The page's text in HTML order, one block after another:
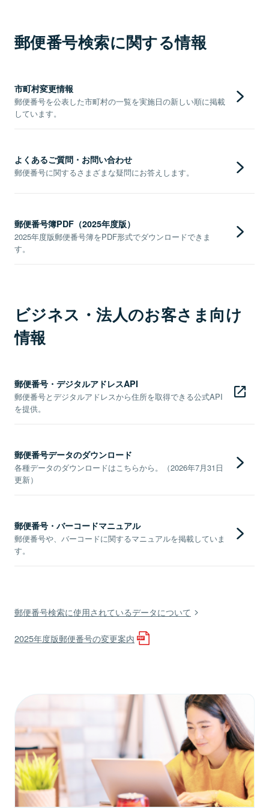
郵便番号検索に関する情報
市町村変更情報
郵便番号を公表した市町村の一覧を実施日の新しい順に掲載
しています。
よくあるご質問・お問い合わせ
郵便番号に関するさまざまな疑問にお答えします。
郵便番号簿PDF（2025年度版）
2025年度版郵便番号簿をPDF形式でダウンロードできま
す。
ビジネス・法人のお客さま向け
情報
郵便番号・デジタルアドレスAPI
郵便番号とデジタルアドレスから住所を取得できる公式API
を提供。
郵便番号データのダウンロード
各種データのダウンロードはこちらから。（2026年7月31日
更新）
郵便番号・バーコードマニュアル
郵便番号や、バーコードに関するマニュアルを掲載していま
す。
郵便番号検索に使用されているデータについて
2025年度版郵便番号の変更案内